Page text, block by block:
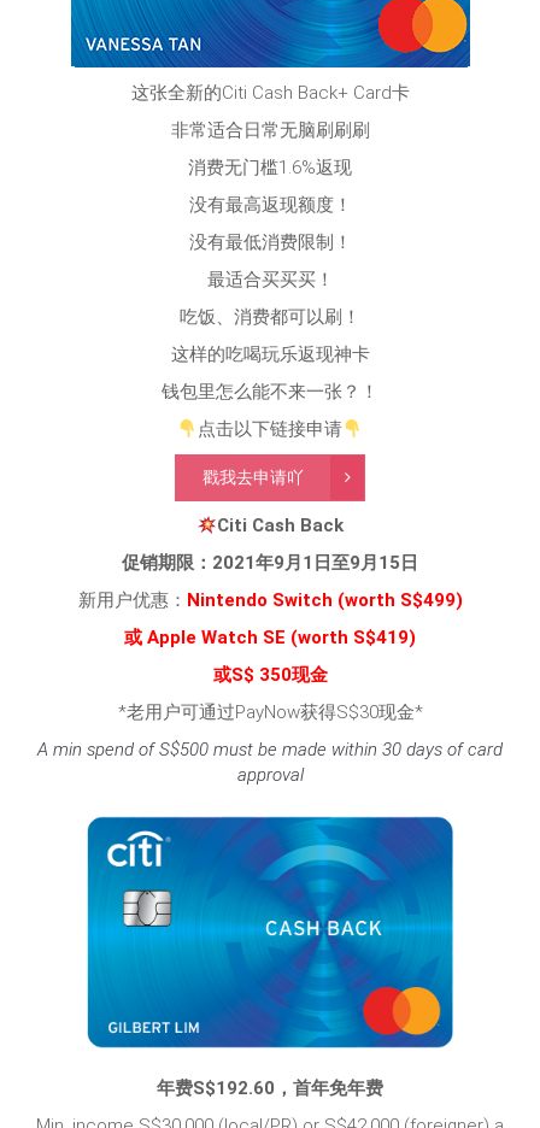
这张全新的Citi Cash Back+ Card卡
非常适合日常无脑刷刷刷
消费无门槛1.6%返现
没有最高返现额度！
没有最低消费限制！
最适合买买买！
吃饭、消费都可以刷！
这样的吃喝玩乐返现神卡
钱包里怎么能不来一张？！
点击以下链接申请
戳我去申请吖
Citi Cash Back
促销期限：2021年9月1日至9月15日
新用户优惠： Nintendo Switch (worth S$499)
或 Apple Watch SE (worth S$419)
或S$ 350现金
*老用户可通过PayNow获得S$30现金*
A min spend of S$500 must be made within 30 days of card
approval
年费S$192.60，首年免年费